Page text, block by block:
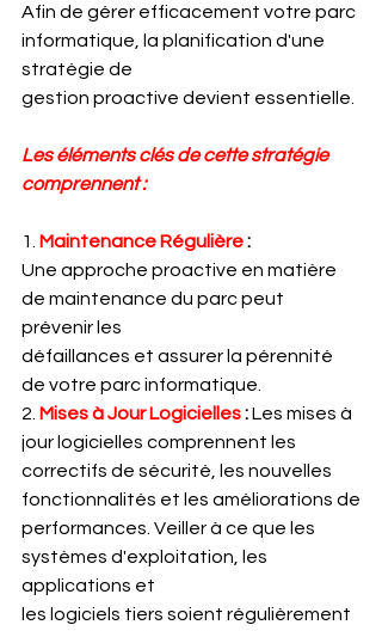
Afin de gérer efficacement votre parc
informatique, la planification d'une
stratégie de
gestion proactive devient essentielle.
Les éléments clés de cette stratégie
comprennent :
1. Maintenance Régulière :
Une approche proactive en matière
de maintenance du parc peut
prévenir les
défaillances et assurer la pérennité
de votre parc informatique.
2. Mises à Jour Logicielles : Les mises à
jour logicielles comprennent les
correctifs de sécurité, les nouvelles
fonctionnalités et les améliorations de
performances. Veiller à ce que les
systèmes d'exploitation, les
applications et
les logiciels tiers soient régulièrement